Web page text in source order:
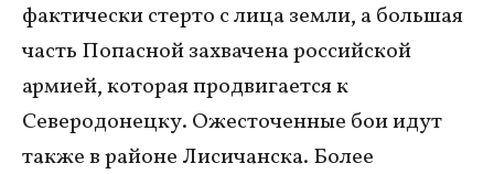
фактически стерто с лица земли, а большая
часть Попасной захвачена российской
армией, которая продвигается к
Северодонецку. Ожесточенные бои идут
также в районе Лисичанска. Более